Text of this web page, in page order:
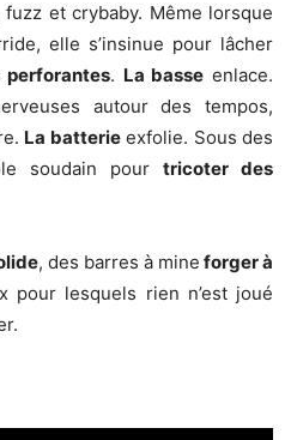
et crybaby. Même lorsque
elle s’insinue pour lâcher
perforantes. La basse enlace.
autour des tempos,
La batterieexfolie. Sous des
soudain pour tricoter des
, des barres à mine forger à
pour lesquels rien n’est joué